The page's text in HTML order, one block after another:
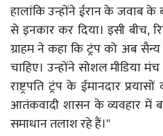
हालांकि उन्होंने ईरान के जवाब
से इनकार कर दिया। इसी बीच,
ग्राहम ने कहा कि ट्रंप को अब
चाहिए। उन्होंने सोशल मीडिया
राष्ट्रपति ट्रंप के ईमानदार
आतंकवादी शासन के व्यवहार में
समाधान तलाश रहे हैं।''